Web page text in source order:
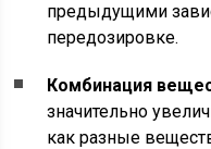
предыдущими
передозировке.
Комбинация
значительно
как разные